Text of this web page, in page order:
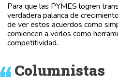
Para que las PYMES logren
verdadera palanca de
de ver estos acuerdos como
comiencen a verlos como
competitividad.
Columnistas